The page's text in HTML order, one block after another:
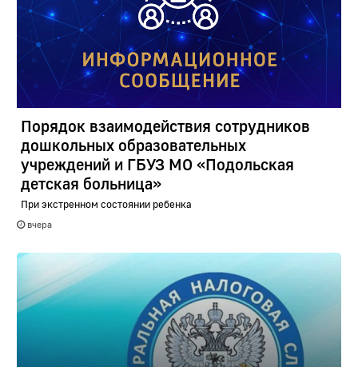
Порядок взаимодействия сотрудников
дошкольных образовательных
учреждений и ГБУЗ МО «Подольская
детская больница»
При экстренном состоянии ребенка
вчера